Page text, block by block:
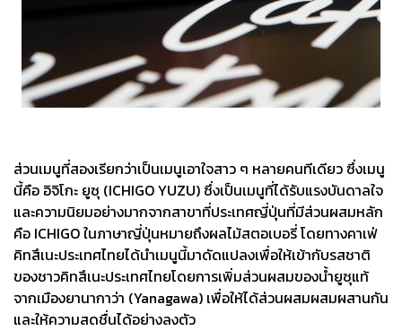
ส่วนเมนูที่สองเรียกว่าเป็นเมนูเอาใจสาว ๆ หลายคนทีเดียว ซึ่งเมนู
นี้คือ อิจิโกะ ยูซุ (ICHIGO YUZU) ซึ่งเป็นเมนูที่ได้รับแรงบันดาลใจ
และความนิยมอย่างมากจากสาขาที่ประเทศญี่ปุ่นที่มีส่วนผสมหลัก
คือ ICHIGO ในภาษาญี่ปุ่นหมายถึงผลไม้สตอเบอรี่ โดยทางคาเฟ่
คิทสึเนะประเทศไทยได้นำเมนูนี้มาดัดแปลงเพื่อให้เข้ากับรสชาติ
ของชาวคิทสึเนะประเทศไทยโดยการเพิ่มส่วนผสมของน้ำยูซุแท้
จากเมืองยานากาว่า (Yanagawa) เพื่อให้ได้ส่วนผสมผสมผสานกัน
และให้ความสดชื่นได้อย่างลงตัว